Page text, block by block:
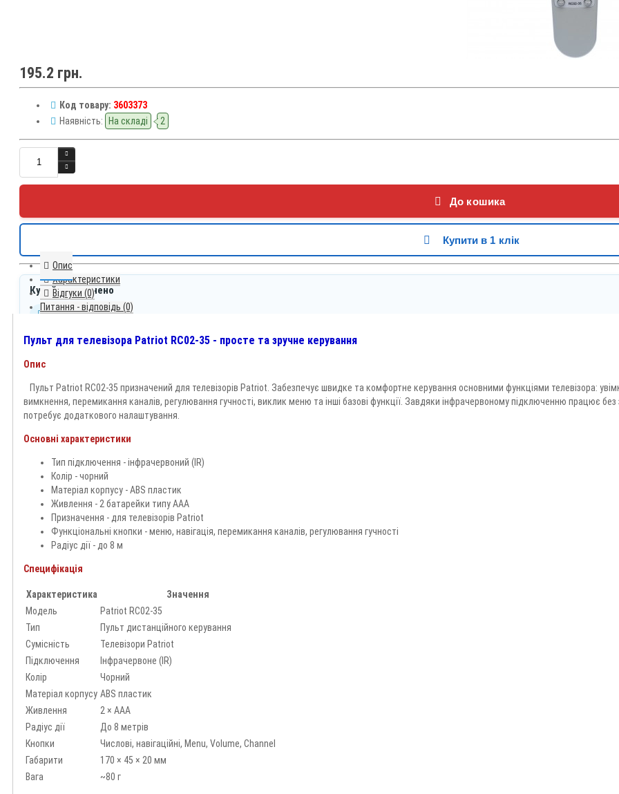
195.2 грн.
Код товару: 3603373
Наявність: На складі 2
До кошика
Купити в 1 клік
Купуйте впевнено
Швидка відправка
Доставка по Україні
Обмін і повернення
За умовами магазину та законодавством України
Telegram
Опис
Характеристики
Відгуки (0)
Питання - відповідь (0)
Пульт для телевізора Patriot RC02-35 - просте та зручне керування
Опис
Пульт Patriot RC02-35 призначений для телевізорів Patriot. Забезпечує швидке та комфортне керування основними функціями телевізора:
вимкнення, перемикання каналів, регулювання гучності, виклик меню та інші базові функції. Завдяки інфрачервоному підключенню працює без
потребує додаткового налаштування.
Основні характеристики
Тип підключення - інфрачервоний (IR)
Колір - чорний
Матеріал корпусу - ABS пластик
Живлення - 2 батарейки типу AAA
Призначення - для телевізорів Patriot
Функціональні кнопки - меню, навігація, перемикання каналів, регулювання гучності
Радіус дії - до 8 м
Специфікація
Характеристика
Значення
Модель
Patriot RC02-35
Тип
Пульт дистанційного керування
Сумісність
Телевізори Patriot
Підключення
Інфрачервоне (IR)
Колір
Чорний
Матеріал корпусу ABS пластик
Живлення
2 × AAA
Радіус дії
До 8 метрів
Кнопки
Числові, навігаційні, Menu, Volume, Channel
Габарити
170 × 45 × 20 мм
Вага
~80 г